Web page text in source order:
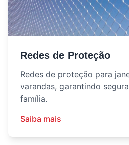
Redes de Proteção
Redes de proteção para
varandas, garantindo
família.
Saiba mais